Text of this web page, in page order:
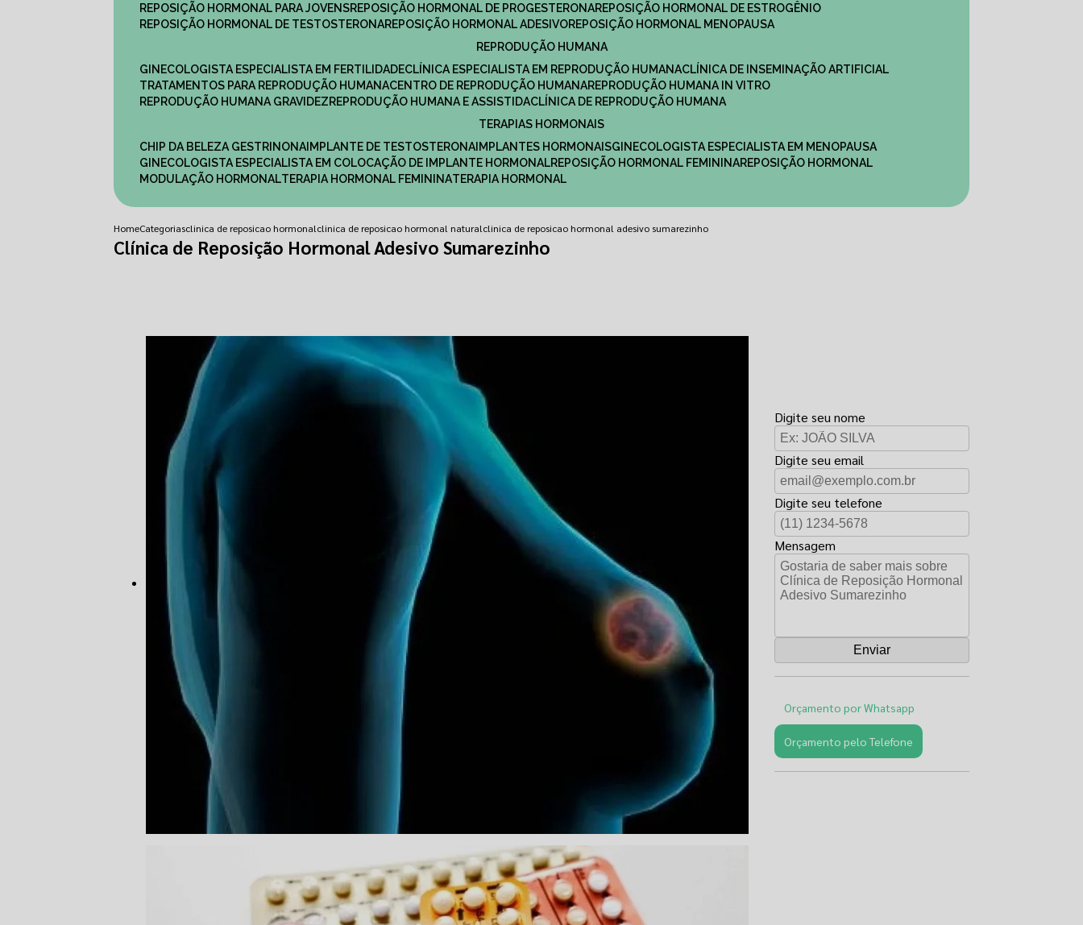
REPOSIÇÃO HORMONAL PARA JOVENS
REPOSIÇÃO HORMONAL DE PROGESTERONA
REPOSIÇÃO HORMONAL DE ESTROGÊNIO
REPOSIÇÃO HORMONAL DE TESTOSTERONA
REPOSIÇÃO HORMONAL ADESIVO
REPOSIÇÃO HORMONAL MENOPAUSA
REPRODUÇÃO HUMANA
GINECOLOGISTA ESPECIALISTA EM FERTILIDADE
CLÍNICA ESPECIALISTA EM REPRODUÇÃO HUMANA
CLÍNICA DE INSEMINAÇÃO ARTIFICIAL
TRATAMENTOS PARA REPRODUÇÃO HUMANA
CENTRO DE REPRODUÇÃO HUMANA
REPRODUÇÃO HUMANA IN VITRO
REPRODUÇÃO HUMANA GRAVIDEZ
REPRODUÇÃO HUMANA E ASSISTIDA
CLÍNICA DE REPRODUÇÃO HUMANA
TERAPIAS HORMONAIS
CHIP DA BELEZA GESTRINONA IMPLANTE DE TESTOSTERONA IMPLANTES HORMONAIS
GINECOLOGISTA ESPECIALISTA EM MENOPAUSA
GINECOLOGISTA ESPECIALISTA EM COLOCAÇÃO DE IMPLANTE HORMONAL
REPOSIÇÃO HORMONAL FEMININA
REPOSIÇÃO HORMONAL
MODULAÇÃO HORMONAL
TERAPIA HORMONAL FEMININA TERAPIA HORMONAL
HomeCategoriasclinica de reposicao hormonalclinica de reposicao hormonal naturalclinica de reposicao hormonal adesivo sumarezinho
Clínica de Reposição Hormonal Adesivo Sumarezinho
Digite seu nome
Digite seu email
Digite seu telefone
Mensagem
Orçamento por Whatsapp
Orçamento pelo Telefone